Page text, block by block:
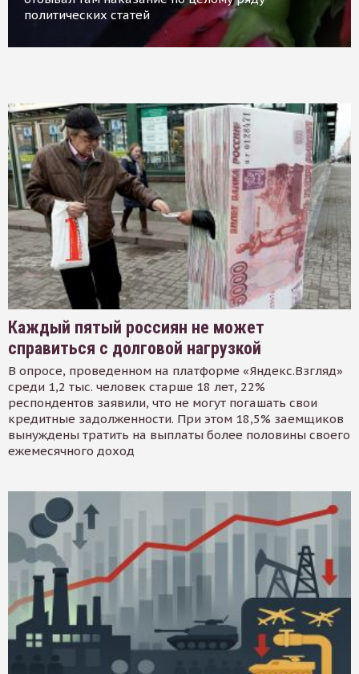
политических статей
Каждый пятый россиян не может
справиться с долговой нагрузкой
В опросе, проведенном на платформе «Яндекс.Взгляд»
среди 1,2 тыс. человек старше 18 лет, 22%
респондентов заявили, что не могут погашать свои
кредитные задолженности. При этом 18,5% заемщиков
вынуждены тратить на выплаты более половины своего
ежемесячного доход